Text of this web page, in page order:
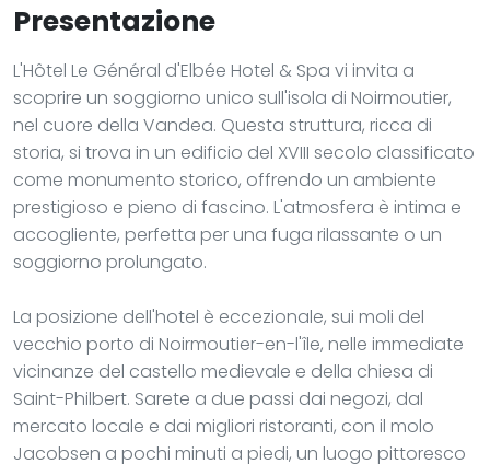
Presentazione
L'Hôtel Le Général d'Elbée Hotel & Spa vi invita a
scoprire un soggiorno unico sull'isola di Noirmoutier,
nel cuore della Vandea. Questa struttura, ricca di
storia, si trova in un edificio del XVIII secolo classificato
come monumento storico, offrendo un ambiente
prestigioso e pieno di fascino. L'atmosfera è intima e
accogliente, perfetta per una fuga rilassante o un
soggiorno prolungato.
La posizione dell'hotel è eccezionale, sui moli del
vecchio porto di Noirmoutier-en-l'île, nelle immediate
vicinanze del castello medievale e della chiesa di
Saint-Philbert. Sarete a due passi dai negozi, dal
mercato locale e dai migliori ristoranti, con il molo
Jacobsen a pochi minuti a piedi, un luogo pittoresco